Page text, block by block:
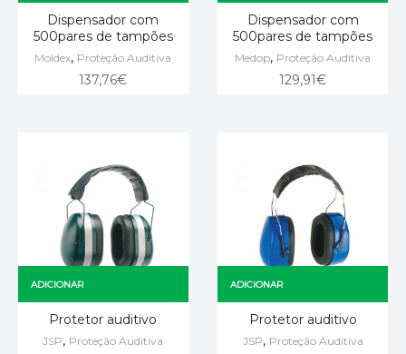
Dispensador com
500pares de tampões
Moldex, Proteção Auditiva
137,76€
Dispensador com
500pares de tampões
Medop, Proteção Auditiva
129,91€
ADICIONAR
Protetor auditivo
JSP, Proteção Auditiva
ADICIONAR
Protetor auditivo
JSP, Proteção Auditiva